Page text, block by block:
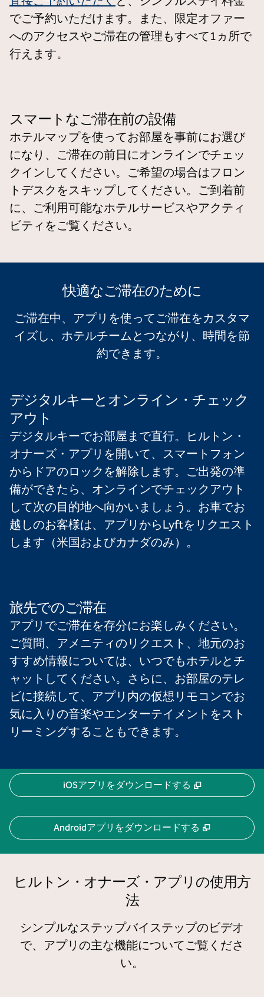
でご予約いただけます。また、限定オファー
へのアクセスやご滞在の管理もすべて1ヵ所で
行えます。
スマートなご滞在前の設備
ホテルマップを使ってお部屋を事前にお選び
になり、ご滞在の前日にオンラインでチェッ
クインしてください。ご希望の場合はフロン
トデスクをスキップしてください。ご到着前
に、ご利用可能なホテルサービスやアクティ
ビティをご覧ください。
快適なご滞在のために
ご滞在中、アプリを使ってご滞在をカスタマ
イズし、ホテルチームとつながり、時間を節
約できます。
デジタルキーとオンライン・チェック
アウト
デジタルキーでお部屋まで直行。ヒルトン・
オナーズ・アプリを開いて、スマートフォン
からドアのロックを解除します。ご出発の準
備ができたら、オンラインでチェックアウト
して次の目的地へ向かいましょう。お車でお
越しのお客様は、アプリからLyftをリクエスト
します（米国およびカナダのみ）。
旅先でのご滞在
アプリでご滞在を存分にお楽しみください。
ご質問、アメニティのリクエスト、地元のお
すすめ情報については、いつでもホテルとチ
ャットしてください。さらに、お部屋のテレ
ビに接続して、アプリ内の仮想リモコンでお
気に入りの音楽やエンターテイメントをスト
リーミングすることもできます。
iOSアプリをダウンロードする , 新しいタブ
Androidアプリをダウンロードする , 新しいタ
ヒルトン・オナーズ・アプリの使用方
法
シンプルなステップバイステップのビデオ
で、アプリの主な機能についてご覧くださ
い。